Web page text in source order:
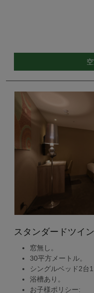
スタンダードツイ
窓無し。
30平方メートル。
シングルベッド2台
浴槽あり。
お子様ポリシー: